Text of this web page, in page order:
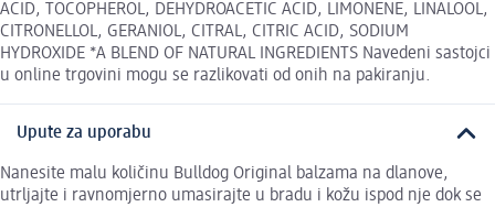
ACID, TOCOPHEROL, DEHYDROACETIC ACID, LIMONENE, LINALOOL,
CITRONELLOL, GERANIOL, CITRAL, CITRIC ACID, SODIUM
HYDROXIDE *A BLEND OF NATURAL INGREDIENTS Navedeni sastojci
u online trgovini mogu se razlikovati od onih na pakiranju.
Upute za uporabu
Nanesite malu količinu Bulldog Original balzama na dlanove,
utrljajte i ravnomjerno umasirajte u bradu i kožu ispod nje dok se